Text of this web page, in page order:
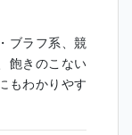
ブラフ系、競
飽きのこない
もわかりやす